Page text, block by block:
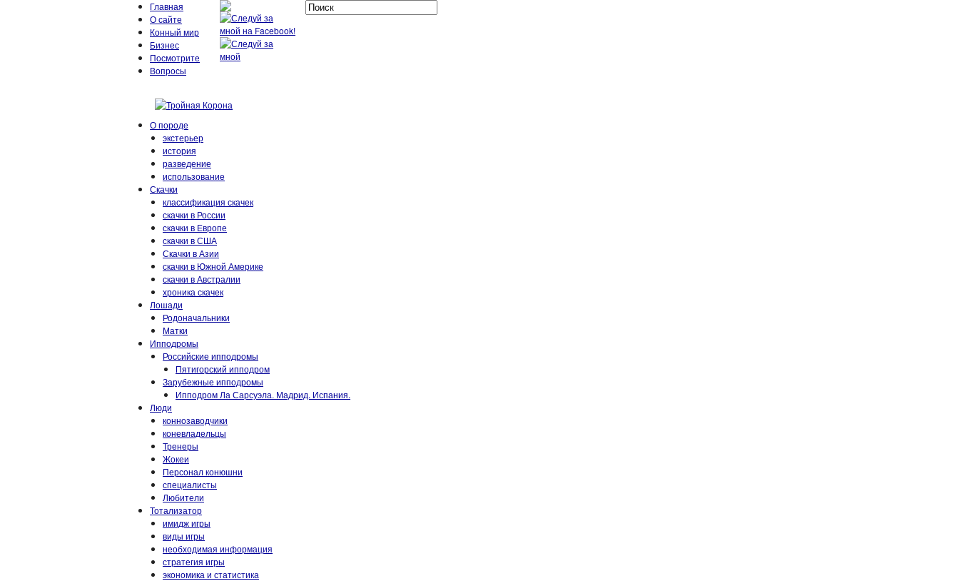
Главная
О сайте
Конный мир
Бизнес
Посмотрите
Вопросы
О породе
экстерьер
история
разведение
использование
Скачки
классификация скачек
скачки в России
скачки в Европе
скачки в США
Скачки в Азии
скачки в Южной Америке
скачки в Австралии
хроника скачек
Лошади
Родоначальники
Матки
Ипподромы
Российские ипподромы
Пятигорский ипподром
Зарубежные ипподромы
Ипподром Ла Сарсуэла. Мадрид. Испания.
Люди
коннозаводчики
коневладельцы
Тренеры
Жокеи
Персонал конюшни
специалисты
Любители
Тотализатор
имидж игры
виды игры
необходимая информация
стратегия игры
экономика и статистика